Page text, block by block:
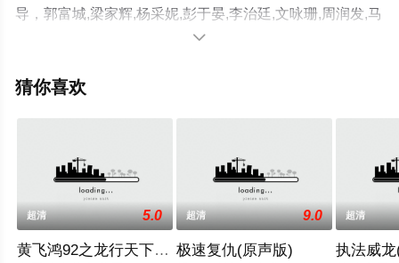
导，郭富城,梁家辉,杨采妮,彭于晏,李治廷,文咏珊,周润发,马
伊琍,杨祐宁,张国柱,吴樾,周笔畅,李子雄,骆应钧,林文龙等演
电影大全就上飘花影院，更多相关信息可移步至豆瓣电

猜你喜欢
超清 5.0
黄飞鸿92之龙行天下(普通话版)
超清 9.0
极速复仇(原声版)
超清
执法威